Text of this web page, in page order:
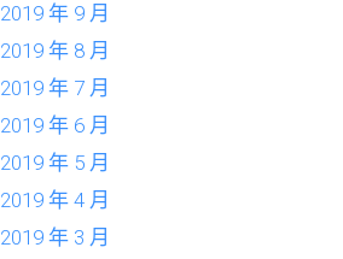
2019 年 9 月
2019 年 8 月
2019 年 7 月
2019 年 6 月
2019 年 5 月
2019 年 4 月
2019 年 3 月